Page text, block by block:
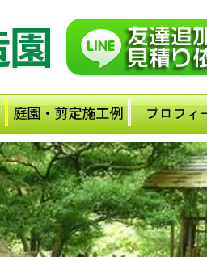
イ
ン
コ
ン
テ
ン
ツ
に
移
動